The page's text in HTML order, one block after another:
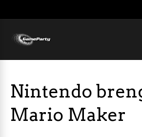
Nintendo
Mario Maker